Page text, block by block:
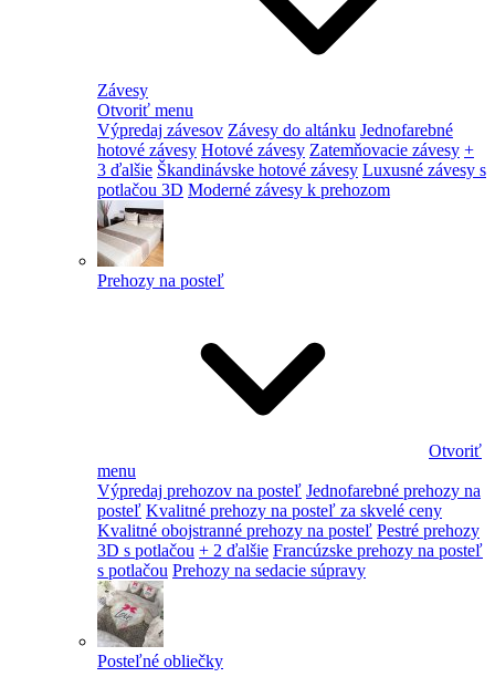
Závesy
Otvoriť menu
Výpredaj závesov Závesy do altánku Jednofarebné
hotové závesy Hotové závesy Zatemňovacie závesy +
3 ďalšie Škandinávske hotové závesy Luxusné závesy s
potlačou 3D Moderné závesy k prehozom
Prehozy na posteľ
Otvoriť
menu
Výpredaj prehozov na posteľ Jednofarebné prehozy na
posteľ Kvalitné prehozy na posteľ za skvelé ceny
Kvalitné obojstranné prehozy na posteľ Pestré prehozy
3D s potlačou + 2 ďalšie Francúzske prehozy na posteľ
s potlačou Prehozy na sedacie súpravy
Posteľné obliečky